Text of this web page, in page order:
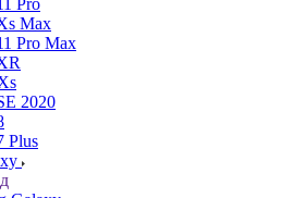
Pro
Max
Pro Max
2020
Plus